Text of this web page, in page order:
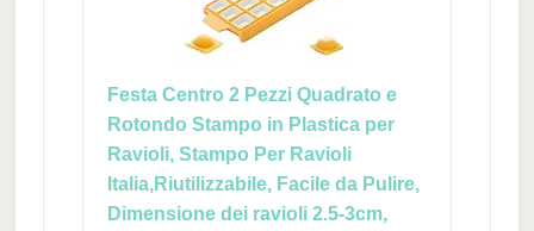
Festa Centro 2 Pezzi Quadrato e
Rotondo Stampo in Plastica per
Ravioli, Stampo Per Ravioli
Italia,Riutilizzabile, Facile da Pulire,
Dimensione dei ravioli 2.5-3cm,